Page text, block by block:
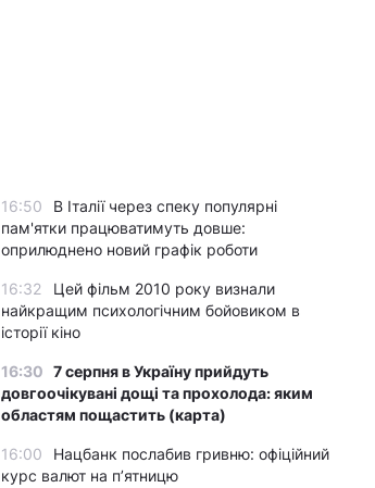
16:50
В Італії через спеку популярні
пам'ятки працюватимуть довше:
оприлюднено новий графік роботи
16:32
Цей фільм 2010 року визнали
найкращим психологічним бойовиком в
історії кіно
16:30 7 серпня в Україну прийдуть
довгоочікувані дощі та прохолода: яким
областям пощастить (карта)
16:00
Нацбанк послабив гривню: офіційний
курс валют на п’ятницю